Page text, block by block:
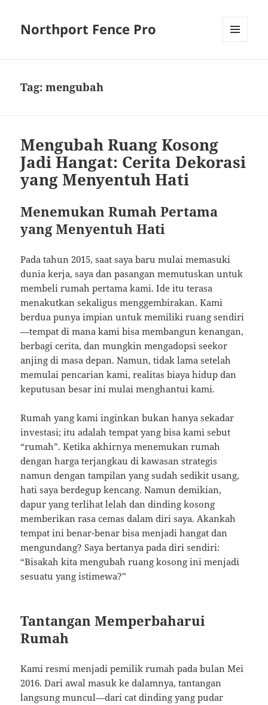
Northport Fence Pro
Tag:mengubah
Mengubah Ruang Kosong
Jadi Hangat: Cerita Dekorasi
yang Menyentuh Hati
Menemukan Rumah Pertama
yang Menyentuh Hati
Pada tahun 2015, saat saya baru mulai memasuki
dunia kerja, saya dan pasangan memutuskan untuk
membeli rumah pertama kami. Ide itu terasa
menakutkan sekaligus menggembirakan. Kami
berdua punya impian untuk memiliki ruang sendiri
—tempat di mana kami bisa membangun kenangan,
berbagi cerita, dan mungkin mengadopsi seekor
anjing di masa depan. Namun, tidak lama setelah
memulai pencarian kami, realitas biaya hidup dan
keputusan besar ini mulai menghantui kami.
Rumah yang kami inginkan bukan hanya sekadar
investasi; itu adalah tempat yang bisa kami sebut
“rumah”. Ketika akhirnya menemukan rumah
dengan harga terjangkau di kawasan strategis
namun dengan tampilan yang sudah sedikit usang,
hati saya berdegup kencang. Namun demikian,
dapur yang terlihat lelah dan dinding kosong
memberikan rasa cemas dalam diri saya. Akankah
tempat ini benar-benar bisa menjadi hangat dan
mengundang? Saya bertanya pada diri sendiri:
“Bisakah kita mengubah ruang kosong ini menjadi
sesuatu yang istimewa?”
Tantangan Memperbaharui
Rumah
Kami resmi menjadi pemilik rumah pada bulan Mei
2016. Dari awal masuk ke dalamnya, tantangan
langsung muncul—dari cat dinding yang pudar